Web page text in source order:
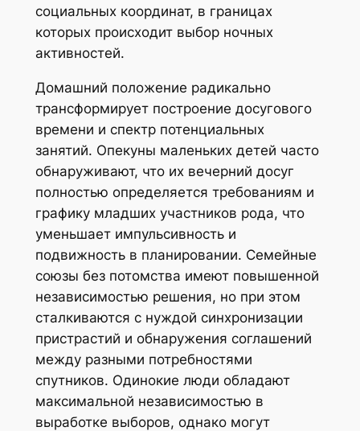
социальных координат, в границах
которых происходит выбор ночных
активностей.
Домашний положение радикально
трансформирует построение досугового
времени и спектр потенциальных
занятий. Опекуны маленьких детей часто
обнаруживают, что их вечерний досуг
полностью определяется требованиям и
графику младших участников рода, что
уменьшает импульсивность и
подвижность в планировании. Семейные
союзы без потомства имеют повышенной
независимостью решения, но при этом
сталкиваются с нуждой синхронизации
пристрастий и обнаружения соглашений
между разными потребностями
спутников. Одинокие люди обладают
максимальной независимостью в
выработке выборов, однако могут